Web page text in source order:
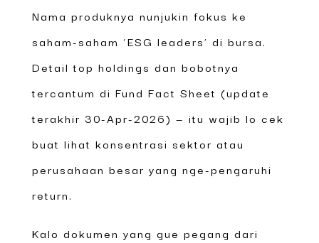
Nama produknya nunjukin fokus ke
saham-saham ‘ESG leaders’ di bursa.
Detail top holdings dan bobotnya
tercantum di Fund Fact Sheet (update
terakhir 30-Apr-2026) — itu wajib lo cek
buat lihat konsentrasi sektor atau
perusahaan besar yang nge-pengaruhi
return.
Kalo dokumen yang gue pegang dari